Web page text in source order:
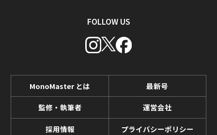
FOLLOW US
MonoMaster とは 最新号
監修・執筆者 運営会社
採用情報 プライバシーポリシー